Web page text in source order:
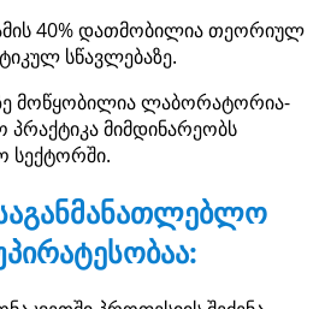
40% დათმობილია თეორიულ
სწავლებაზე.
მოწყობილია ლაბორატორია-
პრაქტიკა მიმდინარეობს
სექტორში.